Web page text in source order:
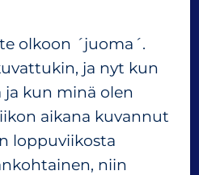
olkoon ´juoma´.
ja nyt kun
ja kun minä olen
aikana kuvannut
loppuviikosta
niin